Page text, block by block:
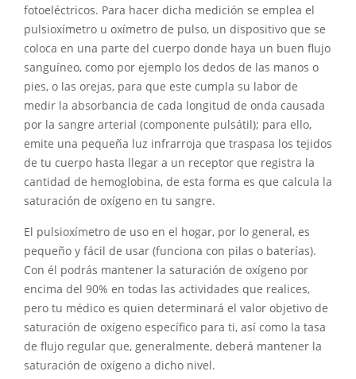
fotoeléctricos. Para hacer dicha medición se emplea el
pulsioxímetro u oxímetro de pulso, un dispositivo que se
coloca en una parte del cuerpo donde haya un buen flujo
sanguíneo, como por ejemplo los dedos de las manos o
pies, o las orejas, para que este cumpla su labor de
medir la absorbancia de cada longitud de onda causada
por la sangre arterial (componente pulsátil); para ello,
emite una pequeña luz infrarroja que traspasa los tejidos
de tu cuerpo hasta llegar a un receptor que registra la
cantidad de hemoglobina, de esta forma es que calcula la
saturación de oxígeno en tu sangre.
El pulsioxímetro de uso en el hogar, por lo general, es
pequeño y fácil de usar (funciona con pilas o baterías).
Con él podrás mantener la saturación de oxígeno por
encima del 90% en todas las actividades que realices,
pero tu médico es quien determinará el valor objetivo de
saturación de oxígeno específico para ti, así como la tasa
de flujo regular que, generalmente, deberá mantener la
saturación de oxígeno a dicho nivel.